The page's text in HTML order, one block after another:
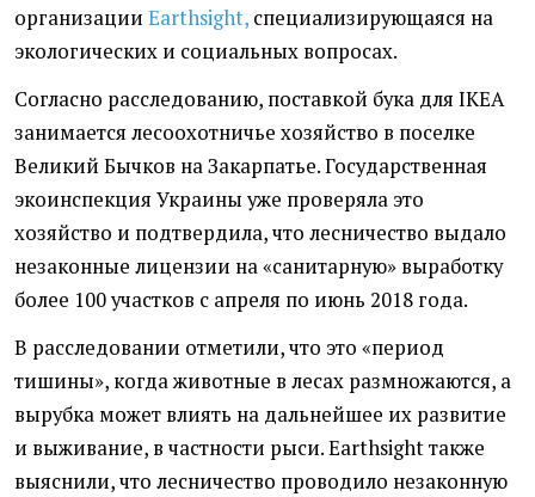
организации Earthsight, специализирующаяся на
экологических и социальных вопросах.
Согласно расследованию, поставкой бука для IKEA
занимается лесоохотничье хозяйство в поселке
Великий Бычков на Закарпатье. Государственная
экоинспекция Украины уже проверяла это
хозяйство и подтвердила, что лесничество выдало
незаконные лицензии на «санитарную» выработку
более 100 участков с апреля по июнь 2018 года.
В расследовании отметили, что это «период
тишины», когда животные в лесах размножаются, а
вырубка может влиять на дальнейшее их развитие
и выживание, в частности рыси. Earthsight также
выяснили, что лесничество проводило незаконную